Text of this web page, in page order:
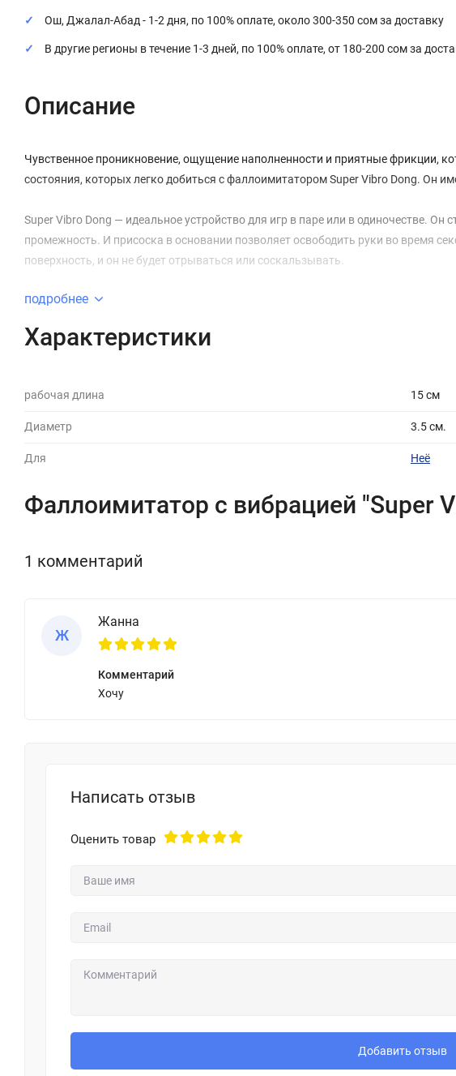
Ош, Джалал-Абад - 1-2 дня, по 100% оплате, около 300-350 сом за доставку
В другие регионы в течение 1-3 дней, по 100% оплате, от 180-200 сом за
Описание
Чувственное проникновение, ощущение наполненности и приятные фрикции,
состояния, которых легко добиться с фаллоимитатором Super Vibro Dong. Он
Super Vibro Dong — идеальное устройство для игр в паре или в одиночестве.
промежность. И присоска в основании позволяет освободить руки во время
поверхность, и он не будет отрываться или соскальзывать.
подробнее
Характеристики
рабочая длина 15 см
Диаметр 3.5 см.
Для Неё
Фаллоимитатор с вибрацией "Super
1 комментарий
Ж
Жанна
Комментарий
Хочу
Написать отзыв
Оценить товар
Добавить отзыв